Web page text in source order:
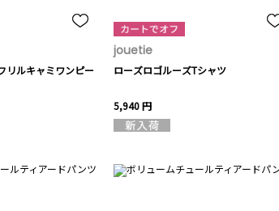
リルキャミワンピー
jouetie
ローズロゴルーズTシャツ
5,940 円